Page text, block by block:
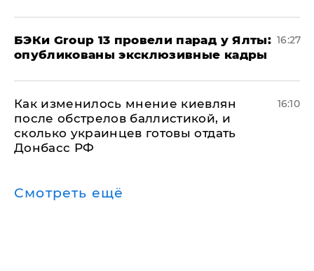
​БЭКи Group 13 провели парад у Ялты:
опубликованы эксклюзивные кадры
16:27
Как изменилось мнение киевлян
после обстрелов баллистикой, и
сколько украинцев готовы отдать
Донбасс РФ
16:10
Смотреть ещё